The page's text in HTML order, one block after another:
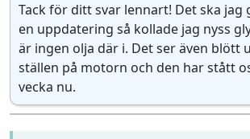
Tack för ditt svar lennart! Det ska jag
en uppdatering så kollade jag nyss
är ingen olja där i. Det ser även blött
ställen på motorn och den har stått
vecka nu.